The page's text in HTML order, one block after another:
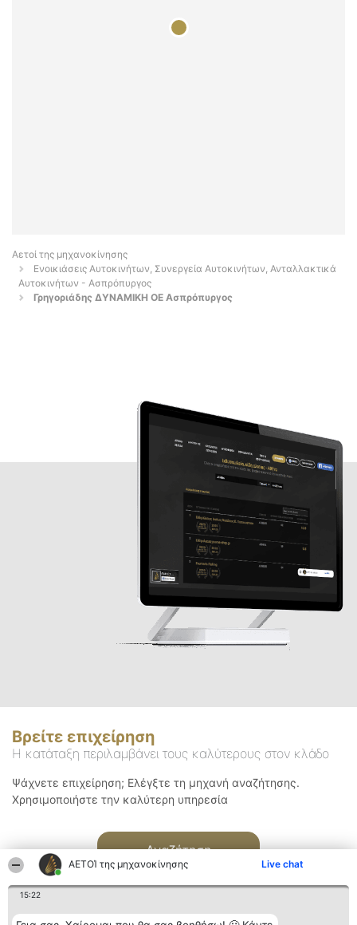
ΑΕΤΟΊ της μηχανοκίνησης Live chat
15:22
Αετοί της μηχανοκίνησης
Ενοικιάσεις Αυτοκινήτων, Συνεργεία Αυτοκινήτων, Ανταλλακτικά
Αυτοκινήτων - Ασπρόπυργος
Γρηγοριάδης ΔΥΝΑΜΙΚΗ ΟΕ Ασπρόπυργος
Βρείτε επιχείρηση
Η κατάταξη περιλαμβάνει τους καλύτερους στον κλάδο
Ψάχνετε επιχείρηση; Ελέγξτε τη μηχανή αναζήτησης.
Χρησιμοποιήστε την καλύτερη υπηρεσία
Αναζήτηση